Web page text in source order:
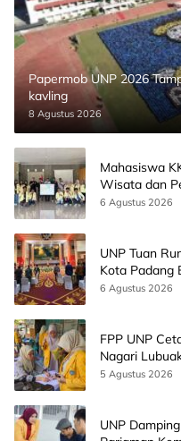
Papermob UNP 2026
kavling
8 Agustus 2026
Mahasiswa
Wisata dan
Paninggahan
6 Agustus 2026
UNP Tuan
Kota Padang
CEO EMGS
6 Agustus 2026
FPP UNP
Nagari
5 Agustus 2026
UNP